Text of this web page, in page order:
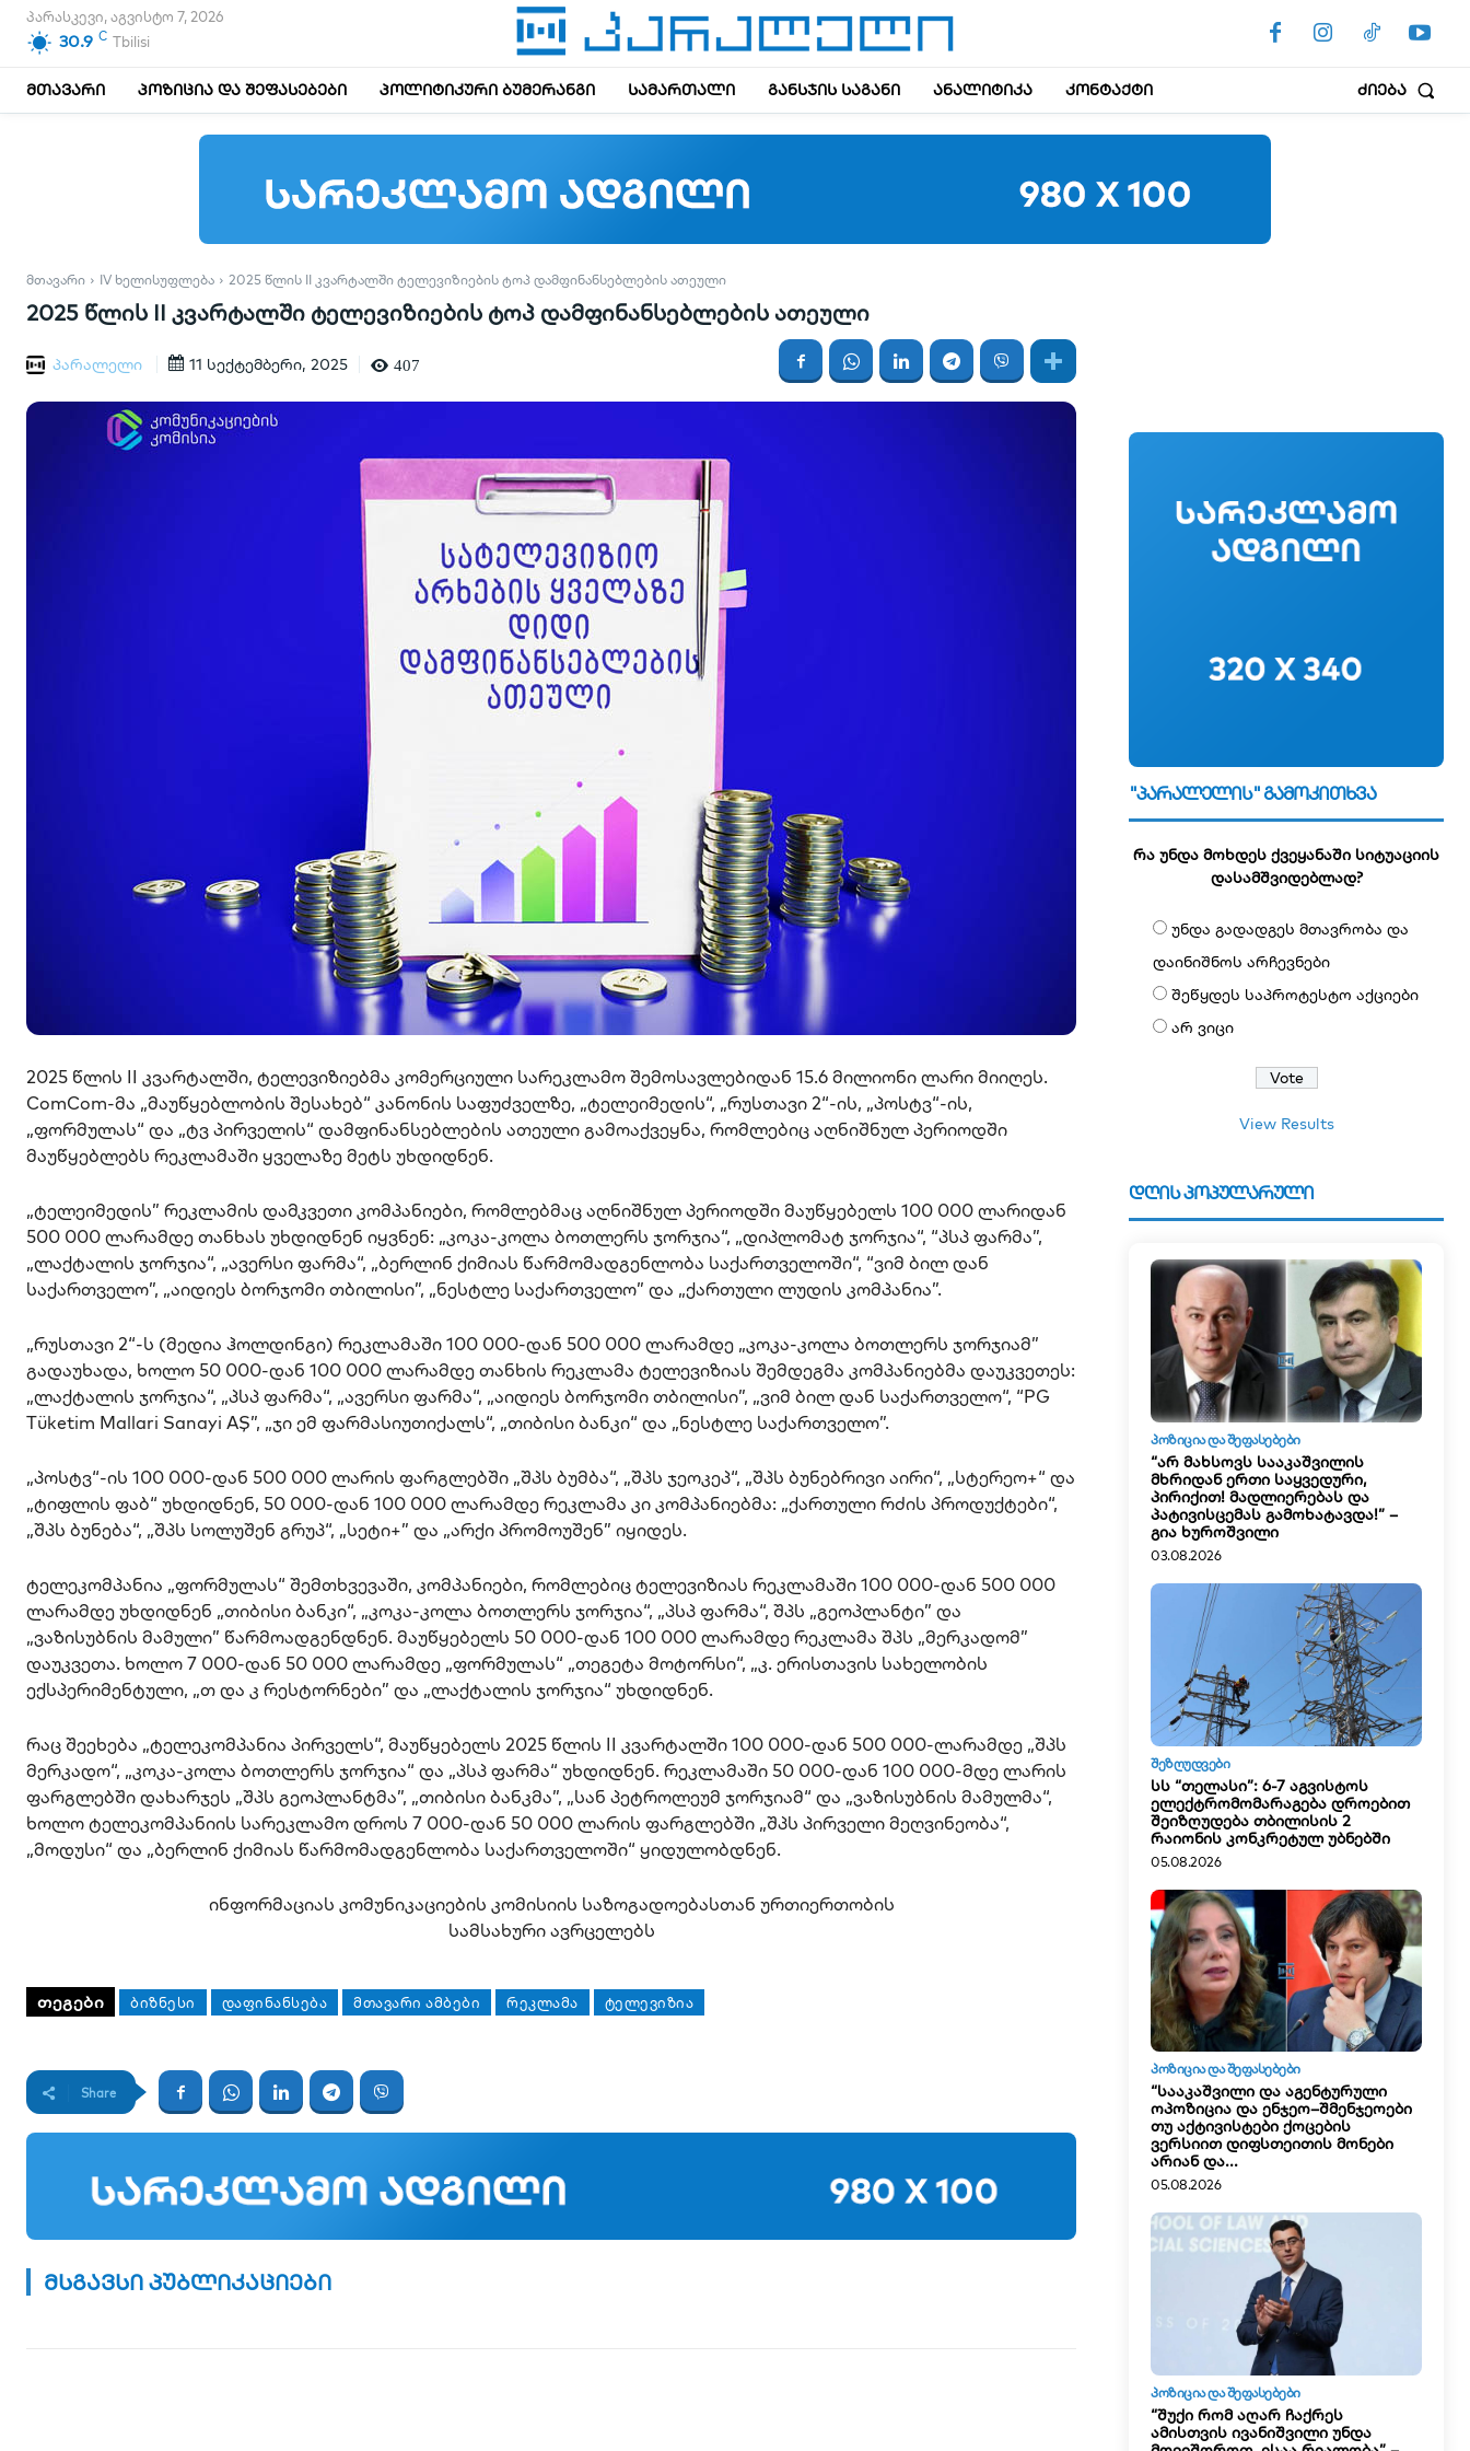
პარასკევი, აგვისტო 7, 2026
30.9 C Tbilisi
მთავარი პოზიცია და შეფასებები პოლიტიკური ბუმერანგი სამართალი განსჯის საგანი ანალიტიკა კონტაქტი ძიება
ᲛᲗᲐᲕᲐᲠᲘ IV ᲮᲔᲚᲘᲡᲣᲤᲚᲔᲑᲐ 2025 ᲬᲚᲘᲡ II ᲙᲕᲐᲠᲢᲐᲚᲨᲘ ᲢᲔᲚᲔᲕᲘᲖᲘᲔᲑᲘᲡ ᲢᲝᲞ ᲓᲐᲛᲤᲘᲜᲐᲜᲡᲔᲑᲚᲔᲑᲘᲡ ᲐᲗᲔᲣᲚᲘ
2025 წლის II კვარტალში ტელევიზიების ტოპ დამფინანსებლების ათეული
პარალელი 11 სექტემბერი, 2025 407
2025 წლის II კვარტალში, ტელევიზიებმა კომერციული სარეკლამო შემოსავლებიდან 15.6 მილიონი ლარი მიიღეს.
ComCom-მა „მაუწყებლობის შესახებ“ კანონის საფუძველზე, „ტელეიმედის“, „რუსთავი 2“-ის, „პოსტვ“-ის,
„ფორმულას“ და „ტვ პირველის“ დამფინანსებლების ათეული გამოაქვეყნა, რომლებიც აღნიშნულ პერიოდში
მაუწყებლებს რეკლამაში ყველაზე მეტს უხდიდნენ.
„ტელეიმედის” რეკლამის დამკვეთი კომპანიები, რომლებმაც აღნიშნულ პერიოდში მაუწყებელს 100 000 ლარიდან
500 000 ლარამდე თანხას უხდიდნენ იყვნენ: „კოკა-კოლა ბოთლერს ჯორჯია“, „დიპლომატ ჯორჯია“, “პსპ ფარმა”,
„ლაქტალის ჯორჯია“, „ავერსი ფარმა“, „ბერლინ ქიმიას წარმომადგენლობა საქართველოში“, “ვიმ ბილ დან
საქართველო”, „აიდიეს ბორჯომი თბილისი”, „ნესტლე საქართველო” და „ქართული ლუდის კომპანია”.
„რუსთავი 2“-ს (მედია ჰოლდინგი) რეკლამაში 100 000-დან 500 000 ლარამდე „კოკა-კოლა ბოთლერს ჯორჯიამ”
გადაუხადა, ხოლო 50 000-დან 100 000 ლარამდე თანხის რეკლამა ტელევიზიას შემდეგმა კომპანიებმა დაუკვეთეს:
„ლაქტალის ჯორჯია“, „პსპ ფარმა“, „ავერსი ფარმა“, „აიდიეს ბორჯომი თბილისი”, „ვიმ ბილ დან საქართველო“, “PG
Tüketim Mallari Sanayi AŞ”, „ჯი ემ ფარმასიუთიქალს“, „თიბისი ბანკი“ და „ნესტლე საქართველო”.
„პოსტვ“-ის 100 000-დან 500 000 ლარის ფარგლებში „შპს ბუმბა“, „შპს ჯეოკეპ“, „შპს ბუნებრივი აირი“, „სტერეო+“ და
„ტიფლის ფაბ“ უხდიდნენ, 50 000-დან 100 000 ლარამდე რეკლამა კი კომპანიებმა: „ქართული რძის პროდუქტები“,
„შპს ბუნება“, „შპს სოლუშენ გრუპ“, „სეტი+” და „არქი პრომოუშენ” იყიდეს.
ტელეკომპანია „ფორმულას“ შემთხვევაში, კომპანიები, რომლებიც ტელევიზიას რეკლამაში 100 000-დან 500 000
ლარამდე უხდიდნენ „თიბისი ბანკი“, „კოკა-კოლა ბოთლერს ჯორჯია“, „პსპ ფარმა“, შპს „გეოპლანტი” და
„ვაზისუბნის მამული” წარმოადგენდნენ. მაუწყებელს 50 000-დან 100 000 ლარამდე რეკლამა შპს „მერკადომ”
დაუკვეთა. ხოლო 7 000-დან 50 000 ლარამდე „ფორმულას“ „თეგეტა მოტორსი“, „კ. ერისთავის სახელობის
ექსპერიმენტული, „თ და კ რესტორნები” და „ლაქტალის ჯორჯია“ უხდიდნენ.
რაც შეეხება „ტელეკომპანია პირველს“, მაუწყებელს 2025 წლის II კვარტალში 100 000-დან 500 000-ლარამდე „შპს
მერკადო“, „კოკა-კოლა ბოთლერს ჯორჯია“ და „პსპ ფარმა“ უხდიდნენ. რეკლამაში 50 000-დან 100 000-მდე ლარის
ფარგლებში დახარჯეს „შპს გეოპლანტმა”, „თიბისი ბანკმა”, „სან პეტროლეუმ ჯორჯიამ“ და „ვაზისუბნის მამულმა“,
ხოლო ტელეკომპანიის სარეკლამო დროს 7 000-დან 50 000 ლარის ფარგლებში „შპს პირველი მეღვინეობა“,
„მოდუსი“ და „ბერლინ ქიმიას წარმომადგენლობა საქართველოში“ ყიდულობდნენ.
ინფორმაციას კომუნიკაციების კომისიის საზოგადოებასთან ურთიერთობის
სამსახური ავრცელებს
ᲗᲔᲒᲔᲑᲘ ᲑᲘᲖᲜᲔᲡᲘ ᲓᲐᲤᲘᲜᲐᲜᲡᲔᲑᲐ ᲛᲗᲐᲕᲐᲠᲘ ᲐᲛᲑᲔᲑᲘ ᲠᲔᲙᲚᲐᲛᲐ ᲢᲔᲚᲔᲕᲘᲖᲘᲐ
Share
მსგავსი პუბლიკაციები
"პარალელის" გამოკითხვა
რა უნდა მოხდეს ქვეყანაში სიტუაციის
დასამშვიდებლად?
უნდა გადადგეს მთავრობა და
დაინიშნოს არჩევნები
შეწყდეს საპროტესტო აქციები
არ ვიცი
View Results
დღის პოპულარული
ᲞᲝᲖᲘᲪᲘᲐ ᲓᲐ ᲨᲔᲤᲐᲡᲔᲑᲔᲑᲘ
“არ მახსოვს სააკაშვილის
მხრიდან ერთი საყვედური,
პირიქით! მადლიერებას და
პატივისცემას გამოხატავდა!” –
გია ხუროშვილი
03.08.2026
ᲨᲔᲖᲦᲣᲓᲕᲔᲑᲘ
სს “თელასი”: 6-7 აგვისტოს
ელექტრომომარაგება დროებით
შეიზღუდება თბილისის 2
რაიონის კონკრეტულ უბნებში
05.08.2026
ᲞᲝᲖᲘᲪᲘᲐ ᲓᲐ ᲨᲔᲤᲐᲡᲔᲑᲔᲑᲘ
“სააკაშვილი და აგენტურული
ოპოზიცია და ენჯეო–შმენჯეოები
თუ აქტივისტები ქოცების
ვერსიით დიფსთეითის მონები
არიან და...
05.08.2026
ᲞᲝᲖᲘᲪᲘᲐ ᲓᲐ ᲨᲔᲤᲐᲡᲔᲑᲔᲑᲘ
“შუქი რომ აღარ ჩაქრეს
ამისთვის ივანიშვილი უნდა